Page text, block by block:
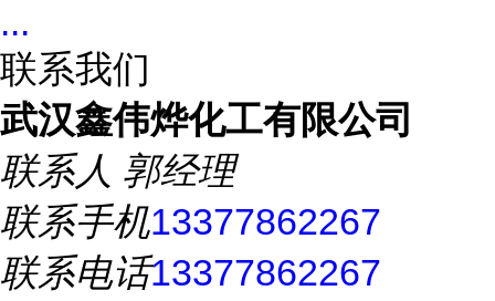
...
联系我们
武汉鑫伟烨化工有限公司
联系人 郭经理
联系手机13377862267
联系电话13377862267